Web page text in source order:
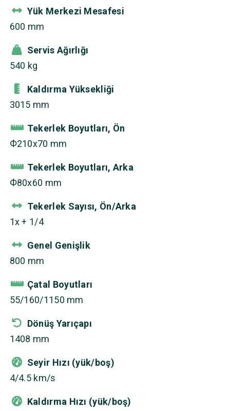
Yük Merkezi Mesafesi
600 mm
Servis Ağırlığı
540 kg
Kaldırma Yüksekliği
3015 mm
Tekerlek Boyutları, Ön
Ф210x70 mm
Tekerlek Boyutları, Arka
Ф80x60 mm
Tekerlek Sayısı, Ön/Arka
1x + 1/4
Genel Genişlik
800 mm
Çatal Boyutları
55/160/1150 mm
Dönüş Yarıçapı
1408 mm
Seyir Hızı (yük/boş)
4/4.5 km/s
Kaldırma Hızı (yük/boş)